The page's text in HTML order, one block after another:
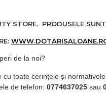
STORE. PRODUSELE
de la noi?
toate cerințele și
de telefon: 0774637025 sau